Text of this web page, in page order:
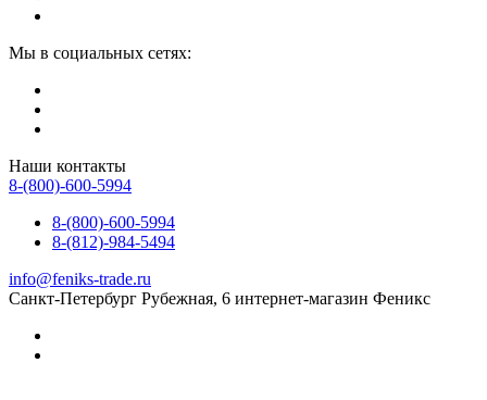
Мы в социальных сетях:
Наши контакты
8-(800)-600-5994
8-(800)-600-5994
8-(812)-984-5494
info@feniks-trade.ru
Санкт-Петербург Рубежная, 6 интернет-магазин Феникс